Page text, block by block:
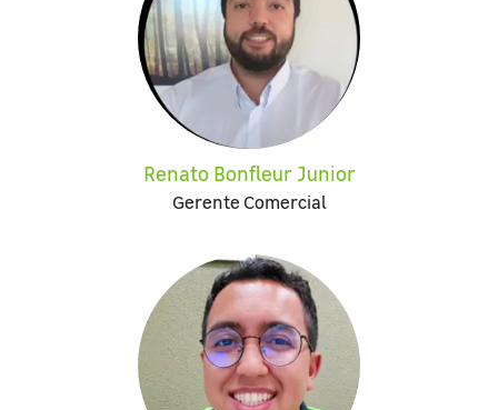
Renato Bonfleur Junior
Gerente Comercial